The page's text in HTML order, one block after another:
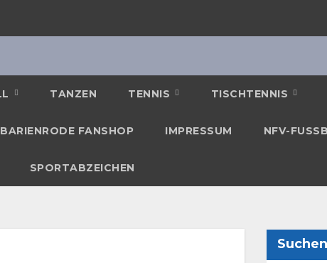
TANZEN TENNIS TISCHTENNIS
FANSHOP IMPRESSUM NFV-
SPORTABZEICHEN
Suchen